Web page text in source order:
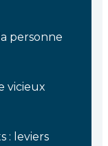
personne
vicieux
: leviers